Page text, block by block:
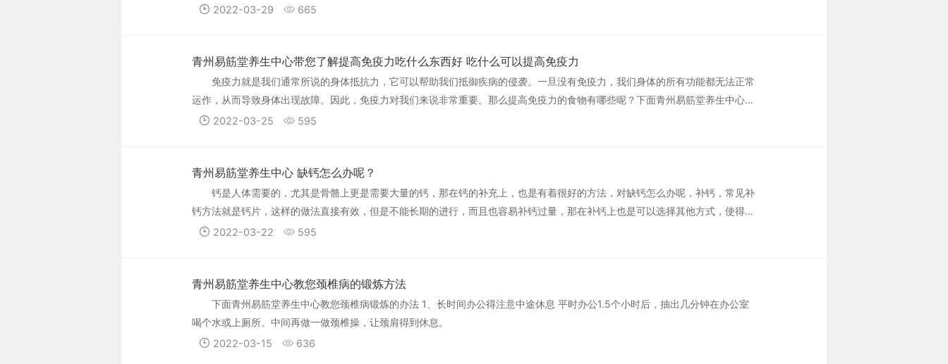
一下。2022-03-29 665
青州易筋堂养生中心带您了解提高免疫力吃什么东西好 吃什么可以提高免疫力
免疫力就是我们通常所说的身体抵抗力，它可以帮助我们抵御疾病的侵袭。一旦没有免疫力，我们身体的所有功能都无法正常
运作，从而导致身体出现故障。因此，免疫力对我们来说非常重要。那么提高免疫力的食物有哪些呢？下面青州易筋堂养生中心带
您一起来看看吧。
2022-03-25 595
青州易筋堂养生中心 缺钙怎么办呢？
钙是人体需要的，尤其是骨骼上更是需要大量的钙，那在钙的补充上，也是有着很好的方法，对缺钙怎么办呢，补钙，常见补
钙方法就是钙片，这样的做法直接有效，但是不能长期的进行，而且也容易补钙过量，那在补钙上也是可以选择其他方式，使得补
钙效果非常不错。下面青州易筋堂养生中心来告诉您。
2022-03-22 595
青州易筋堂养生中心教您颈椎病的锻炼方法
下面青州易筋堂养生中心教您颈椎病锻炼的办法 1、长时间办公得注意中途休息 平时办公1.5个小时后，抽出几分钟在办公室
喝个水或上厕所。中间再做一做颈椎操，让颈肩得到休息。
2022-03-15 636